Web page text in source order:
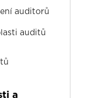
auditorů
auditů
a